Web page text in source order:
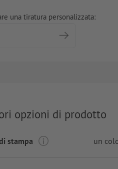
una tiratura personalizzata:
opzioni di prodotto
stampa un